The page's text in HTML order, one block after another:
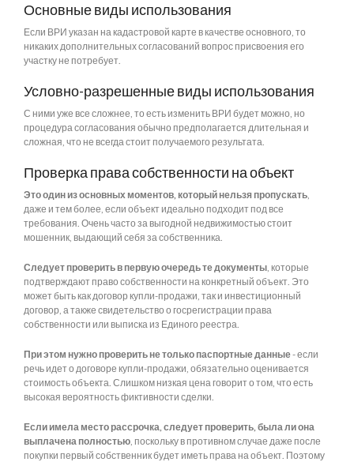
Основные виды использования
Если ВРИ указан на кадастровой карте в качестве основного, то
никаких дополнительных согласований вопрос присвоения его
участку не потребует.
Условно-разрешенные виды использования
С ними уже все сложнее, то есть изменить ВРИ будет можно, но
процедура согласования обычно предполагается длительная и
сложная, что не всегда стоит получаемого результата.
Проверка права собственности на объект
Это один из основных моментов, который нельзя пропускать,
даже и тем более, если объект идеально подходит под все
требования. Очень часто за выгодной недвижимостью стоит
мошенник, выдающий себя за собственника.
Следует проверить в первую очередь те документы, которые
подтверждают право собственности на конкретный объект. Это
может быть как договор купли-продажи, так и инвестиционный
договор, а также свидетельство о госрегистрации права
собственности или выписка из Единого реестра.
При этом нужно проверить не только паспортные данные- если
речь идет о договоре купли-продажи, обязательно оценивается
стоимость объекта. Слишком низкая цена говорит о том, что есть
высокая вероятность фиктивности сделки.
Если имела место рассрочка, следует проверить, была ли она
выплачена полностью, поскольку в противном случае даже после
покупки первый собственник будет иметь права на объект. Поэтому